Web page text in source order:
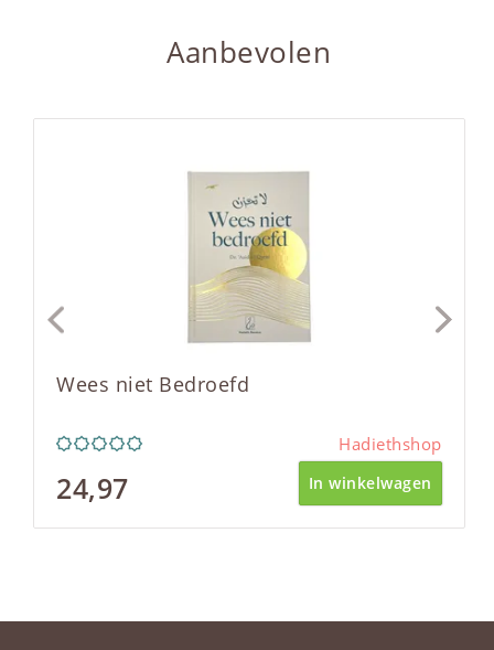
Aanbevolen
Wees niet Bedroefd
Hadiethshop
24,97 In winkelwagen